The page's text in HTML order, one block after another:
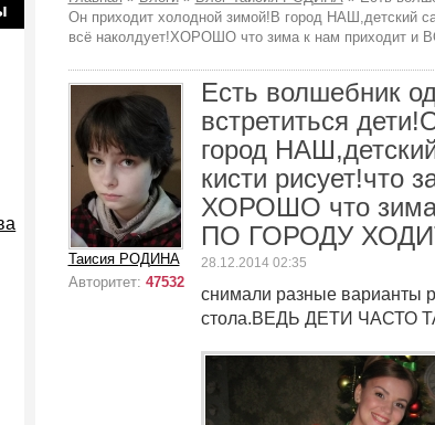
Он приходит холодной зимой!В город НАШ,детский
всё наколдует!ХОРОШО что зима к нам приходит
Таисия РОДИНА
Авторитет: 47532
Есть волшебник
встретиться
город
кисти рисует!что
ХОРОШО что
ПО ГОРОДУ
28.12.2014 02:35
снимали разные варианты
стола.ВЕДЬ ДЕТИ ЧАСТО